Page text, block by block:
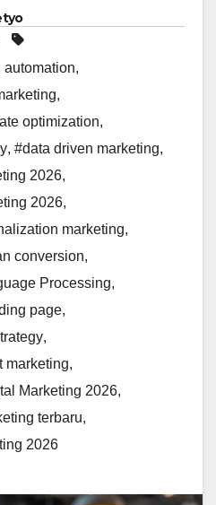
automation,
,
optimization,
, #data driven marketing,
2026,
2026,
marketing,
conversion,
Processing,
page,
,
marketing,
Marketing 2026,
terbaru,
2026